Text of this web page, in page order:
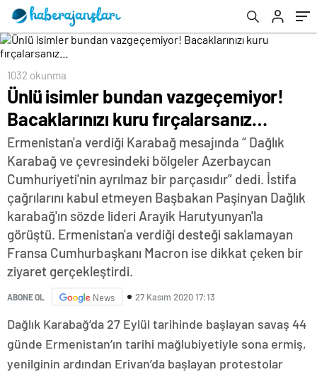
1032 okunma
Ünlü isimler bundan vazgeçemiyor!
Bacaklarınızı kuru fırçalarsanız…
Ermenistan'a verdiği Karabağ mesajında “ Dağlık
Karabağ ve çevresindeki bölgeler Azerbaycan
Cumhuriyeti'nin ayrılmaz bir parçasıdır” dedi. İstifa
çağrılarını kabul etmeyen Başbakan Paşinyan Dağlık
karabağ'ın sözde lideri Arayik Harutyunyan'la
görüştü. Ermenistan'a verdiği desteği saklamayan
Fransa Cumhurbaşkanı Macron ise dikkat çeken bir
ziyaret gerçekleştirdi.
ABONE OL News 27 Kasım 2020 17:13
Dağlık Karabağ’da 27 Eylül tarihinde başlayan savaş 44
günde Ermenistan’ın tarihi mağlubiyetiyle sona ermiş,
yenilginin ardından Erivan’da başlayan protestolar